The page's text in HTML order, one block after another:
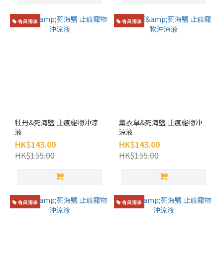
驅
蚤
選
(3)
會員獨享
牡丹&死海鹽 止痕寵物沖涼
液
HK$143.00
HK$155.00
會員獨享
薰衣草&死海鹽 止痕寵物沖
涼液
HK$143.00
HK$155.00
會員獨享 會員獨享